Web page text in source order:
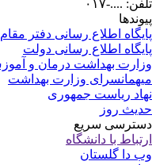
....-۰۱۷
اطلاع رسانی دفتر
اطلاع رسانی دولت
بهداشت درمان و
وزارت بهداشت
ریاست جمهوری
روز
سریع
با دانشگاه
دا گلستان